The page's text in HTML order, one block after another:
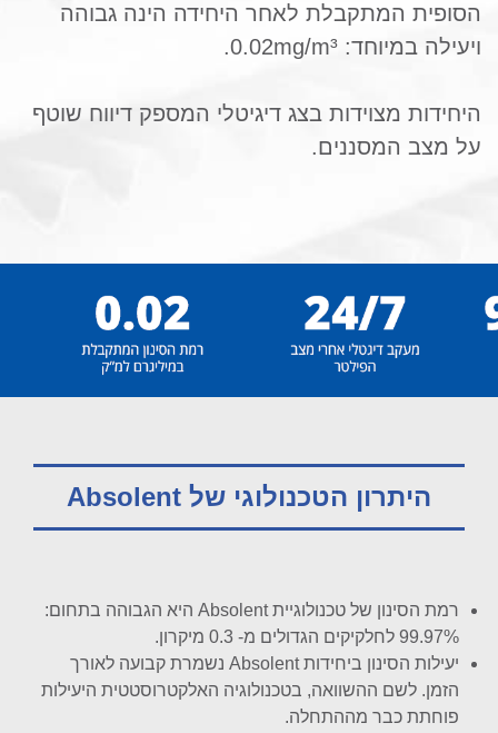
הסופית המתקבלת לאחר היחידה הינה גבוהה
ויעילה במיוחד: 0.02mg/m³.
היחידות מצוידות בצג דיגיטלי המספק דיווח שוטף
על מצב המסננים.
היתרון הטכנולוגי של Absolent
רמת הסינון של טכנולוגיית Absolent היא הגבוהה בתחום:
99.97% לחלקיקים הגדולים מ- 0.3 מיקרון.
יעילות הסינון ביחידות Absolent נשמרת קבועה לאורך
הזמן. לשם ההשוואה, בטכנולוגיה האלקטרוסטטית היעילות
פוחתת כבר מההתחלה.